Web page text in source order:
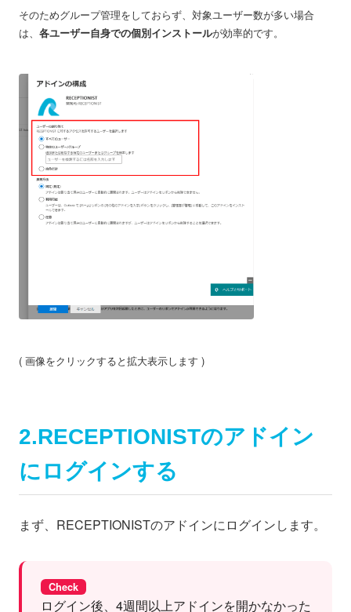
そのためグループ管理をしておらず、対象ユーザー数が多い場合
は、 各ユーザー自身での個別インストールが効率的です。
( 画像をクリックすると拡大表示します )
2.RECEPTIONISTのアドイン
にログインする
まず、RECEPTIONISTのアドインにログインします。
Check
ログイン後、4週間以上アドインを開かなかった